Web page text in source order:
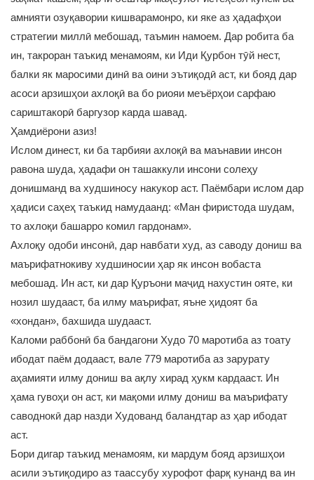
амнияти озуқавории кишварамонро, ки яке аз ҳадафҳои
стратегии миллӣ мебошад, таъмин намоем. Дар робита ба
ин, такроран таъкид менамоям, ки Иди Қурбон тӯй нест,
балки як маросими динӣ ва оини эътиқодӣ аст, ки бояд дар
асоси арзишҳои ахлоқӣ ва бо риояи меъёрҳои сарфаю
сариштакорӣ баргузор карда шавад.
Ҳамдиёрони азиз!
Ислом динест, ки ба тарбияи ахлоқӣ ва маънавии инсон
равона шуда, ҳадафи он ташаккули инсони солеҳу
донишманд ва худшиносу накукор аст. Паёмбари ислом дар
ҳадиси саҳеҳ таъкид намудаанд: «Ман фиристода шудам,
то ахлоқи башарро комил гардонам».
Ахлоқу одоби инсонӣ, дар навбати худ, аз саводу дониш ва
маърифатнокиву худшиносии ҳар як инсон вобаста
мебошад. Ин аст, ки дар Қуръони маҷид нахустин ояте, ки
нозил шудааст, ба илму маърифат, яъне ҳидоят ба
«хондан», бахшида шудааст.
Каломи раббонӣ ба бандагони Худо 70 маротиба аз тоату
ибодат паём додааст, вале 779 маротиба аз зарурату
аҳамияти илму дониш ва ақлу хирад ҳукм кардааст. Ин
ҳама гувоҳи он аст, ки мақоми илму дониш ва маърифату
саводнокӣ дар назди Худованд баландтар аз ҳар ибодат
аст.
Бори дигар таъкид менамоям, ки мардум бояд арзишҳои
асили эътиқодиро аз таассубу хурофот фарқ кунанд ва ин